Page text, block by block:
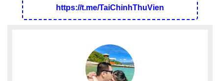
https://t.me/TaiChinhThuVien